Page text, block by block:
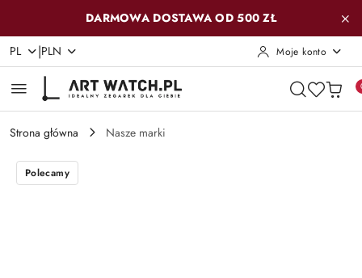
Przejdź do treści głównej
Przejdź do wyszukiwarki
Przejdź do moje konto
Przejdź do menu głównego
Przejdź do opisu produktu
Przejdź do stopkiDARMOWA DOSTAWA OD 500 ZŁ
PL |PLN Moje konto
Strona główna Nasze marki
Polecamy